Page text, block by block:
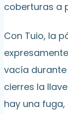
coberturas a
Con Tuio, la
vacía
cierres la
hay una